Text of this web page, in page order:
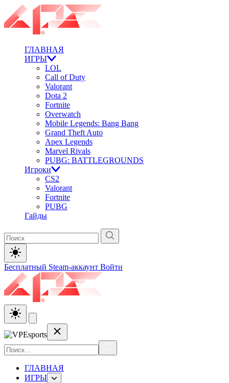
ГЛАВНАЯ
ИГРЫ
LOL
Call of Duty
Valorant
Dota 2
Fortnite
Overwatch
Mobile Legends: Bang Bang
Grand Theft Auto
Apex Legends
Marvel Rivals
PUBG: BATTLEGROUNDS
Игроки
CS2
Valorant
Fortnite
PUBG
Гайды
Бесплатный Steam-аккаунт Войти
ГЛАВНАЯ
ИГРЫ